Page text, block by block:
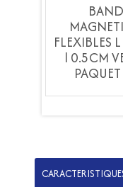
FLEXIBLES
l 0.5CM